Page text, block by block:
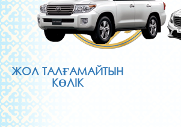
ЖОЛ ТАЛҒАМАЙТЫН
КӨЛІК